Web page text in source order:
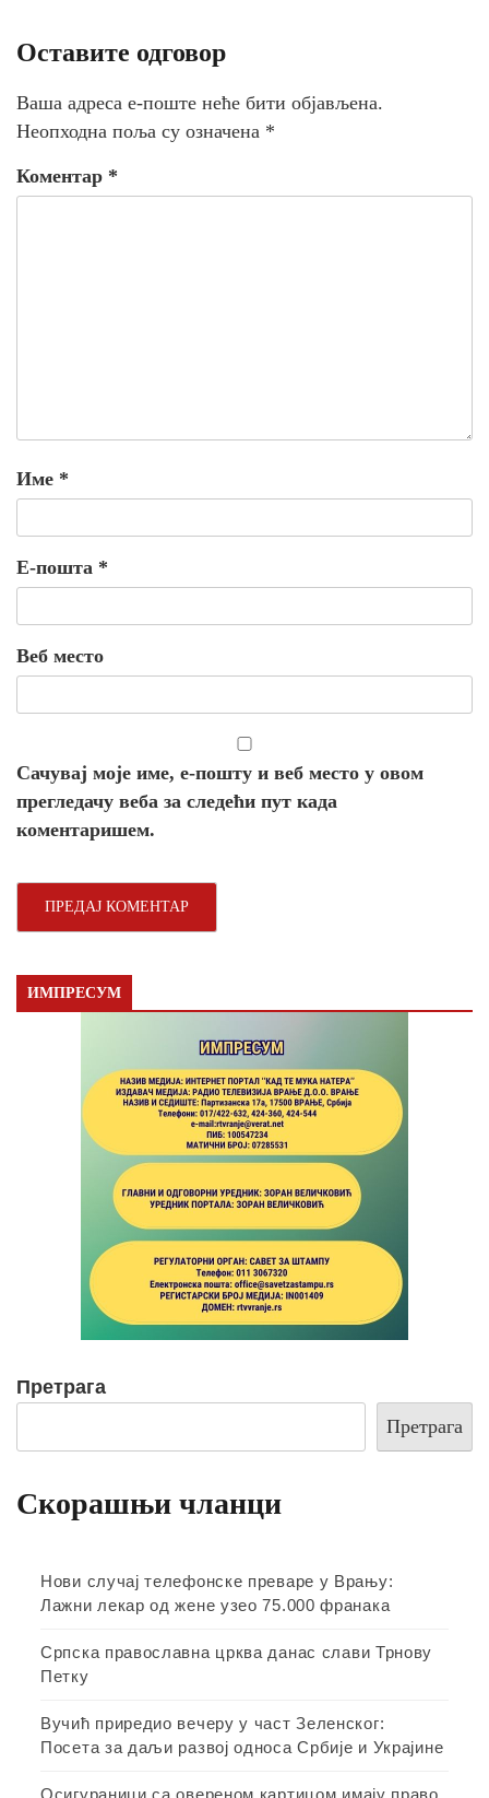
Оставите одговор
Ваша адреса е-поште неће бити објављена.
Неопходна поља су означена *
Коментар *
Име *
Е-пошта *
Веб место
Сачувај моје име, е-пошту и веб место у овом
прегледачу веба за следећи пут када
коментаришем.
ИМПРЕСУМ
Претрага
Претрага
Скорашњи чланци
Нови случај телефонске преваре у Врању:
Лажни лекар од жене узео 75.000 франака
Српска православна црква данас слави Трнову
Петку
Вучић приредио вечеру у част Зеленског:
Посета за даљи развој односа Србије и Украјине
Осигураници са овереном картицом имају право